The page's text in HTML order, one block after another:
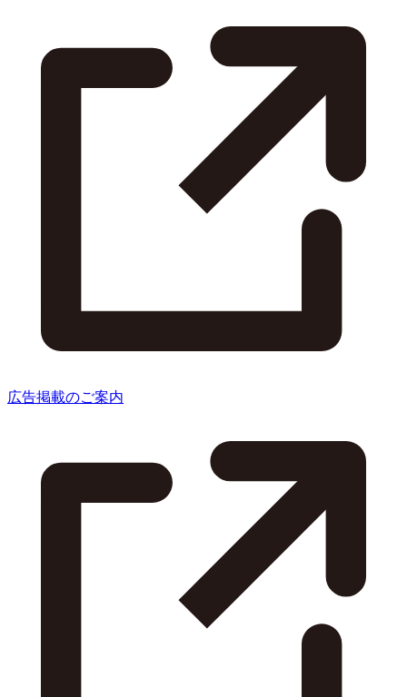
広告掲載のご案内